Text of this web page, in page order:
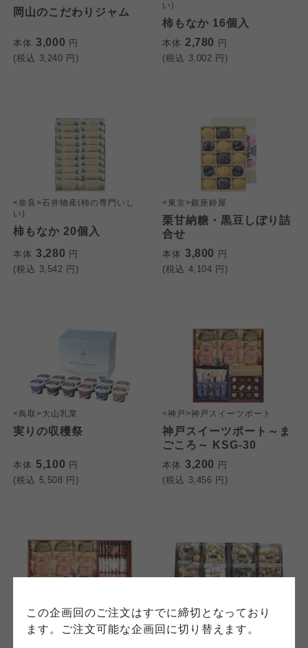
この企画回のご注文はすでに締切となっており
ます。ご注文可能な企画回に切り替えます。
岡山のこだわりジャム
本体 3,000 円
(税込 3,240 円)
い)
柿もなか 16個入
本体 2,780 円
(税込 3,002 円)
<奈良>石井物産(柿の専門いし
い)
柿もなか 20個入
本体 3,280 円
(税込 3,542 円)
<東京>銀座鈴屋
栗甘納糖・黒豆しぼり詰
合せ
本体 3,800 円
(税込 4,104 円)
<鳥取>大山乳業
実りの収穫祭
本体 5,100 円
(税込 5,508 円)
<神戸>神戸スイーツポート
神戸スイーツポート～ま
ごころ～ KSG-30
本体 3,200 円
(税込 3,456 円)
<神戸>神戸スイーツポート <京都>豆富本舗
ご利用約款（ご利用規約・ご利
用規程）について
このサイトは7つの生協から業務委託を受けて、
投稿については、利用約款の細則として規定さ
れています。
コープしが
個人情報保護方針について
このサイトは7つの生協から業務委託を受けて、
かりしている個人情報については、コープ事業
連合、ならびに各生協の「個人情報保護方針」
コープ事業連合、ならびに各生協の「個人情報
保護方針」については各生協のボタンをクリッ
クしてご確認ください。
コープしが
特定商取引法に基づく表記につ
いて
このサイトは7つの生協から業務委託を受けて、
て」については各生協のボタンをクリックして
ご確認ください。
コープしが